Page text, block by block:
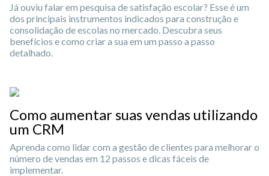
Já ouviu falar em pesquisa de satisfação escolar? Esse é um
dos principais instrumentos indicados para construção e
consolidação de escolas no mercado. Descubra seus
benefícios e como criar a sua em um passo a passo
detalhado.
Como aumentar suas vendas utilizando
um CRM
Aprenda como lidar com a gestão de clientes para melhorar o
número de vendas em 12 passos e dicas fáceis de
implementar.